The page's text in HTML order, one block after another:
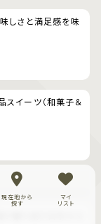
しさと満足感を味
イーツ（和菓子＆
現在地から
探す
マイ
リスト